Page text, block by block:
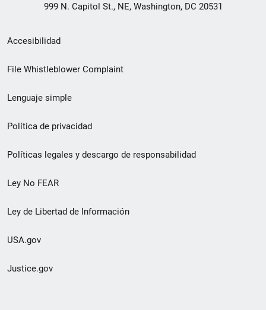
999 N. Capitol St., NE, Washington, DC 20531
Menú
de
de
pie
de
página
Accesibilidad
File Whistleblower Complaint
Lenguaje simple
Política de privacidad
Políticas legales y descargo de responsabilidad
Ley No FEAR
Ley de Libertad de Información
USA.gov
Justice.gov